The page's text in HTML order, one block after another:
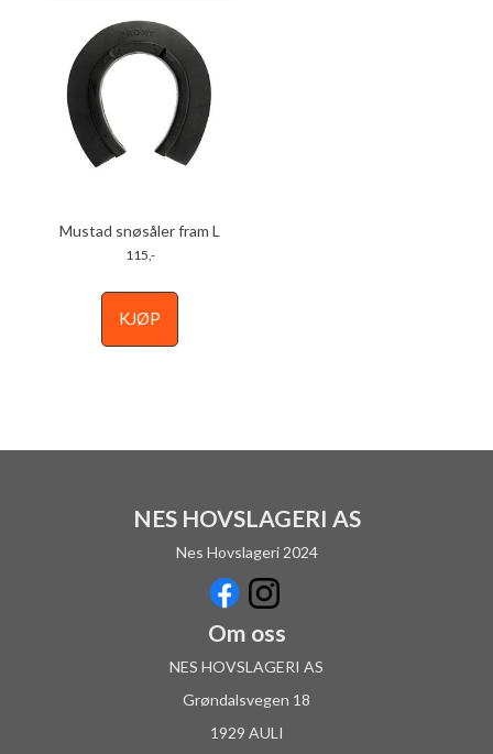
Mustad snøsåler fram L
115,-
KJØP
NES HOVSLAGERI AS
Nes Hovslageri 2024
Om oss
NES HOVSLAGERI AS
Grøndalsvegen 18
1929 AULI